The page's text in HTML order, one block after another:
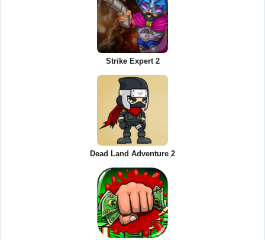
Strike Expert 2
Dead Land Adventure 2